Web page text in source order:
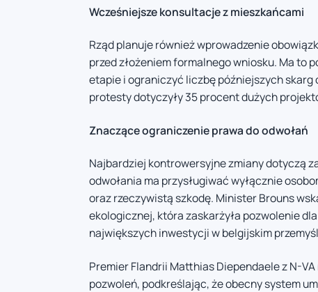
Wcześniejsze konsultacje z mieszkańcami
Rząd planuje również wprowadzenie
przed złożeniem formalnego wniosku. Ma to
etapie i ograniczyć liczbę późniejszych skarg
protesty dotyczyły 35 procent dużych
Znaczące ograniczenie prawa do odwołań
Najbardziej kontrowersyjne zmiany dotyczą
odwołania ma przysługiwać wyłącznie
oraz rzeczywistą szkodę. Minister Brouns
ekologicznej, która zaskarżyła pozwolenie
największych inwestycji w belgijskim
Premier Flandrii Matthias Diependaele z N-
pozwoleń, podkreślając, że obecny system